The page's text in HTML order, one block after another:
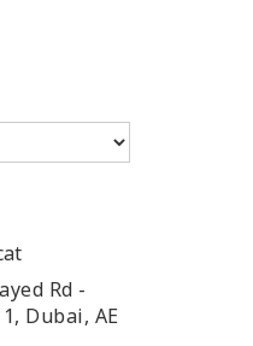
Rd -
Dubai, AE